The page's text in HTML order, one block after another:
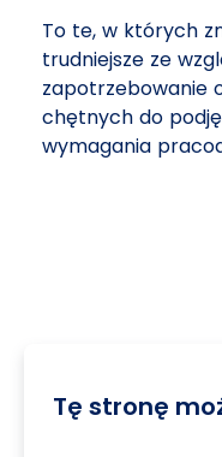
To te, w których
trudniejsze ze
zapotrzebowanie
chętnych do
wymagania
Tę stronę